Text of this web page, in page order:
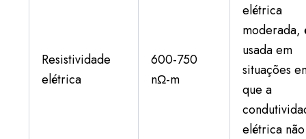
Resistividade
elétrica
600-750
nΩ-m
elétrica
moderada,
usada em
situações
que a
elétrica